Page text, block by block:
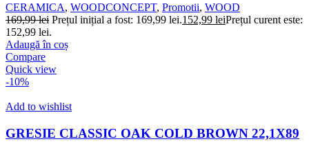
CERAMICA, WOODCONCEPT, Promotii, WOOD
169,99lei Prețul inițial a fost: 169,99 lei.152,99 leiPrețul curent este:
152,99 lei.
Adaugă în coș
Compare
Quick view
-10%
Add to wishlist
GRESIE CLASSIC OAK COLD BROWN 22,1X89